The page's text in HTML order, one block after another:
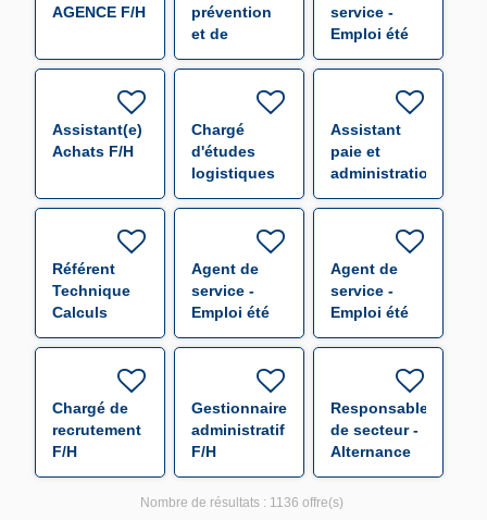
AGENCE F/H
prévention
et de
sécurité F/H
service -
Emploi été
F/H
Assistant(e)
Achats F/H
Chargé
d'études
logistiques
F/H
Assistant
paie et
administration
du
Référent
Technique
Calculs
Mécaniques
Agent de
service -
Emploi été
F/H
Agent de
service -
Emploi été
F/H
Chargé de
recrutement
F/H
Gestionnaire
administratif
F/H
Responsable
de secteur -
Alternance
F/H
Nombre de résultats : 1136 offre(s)